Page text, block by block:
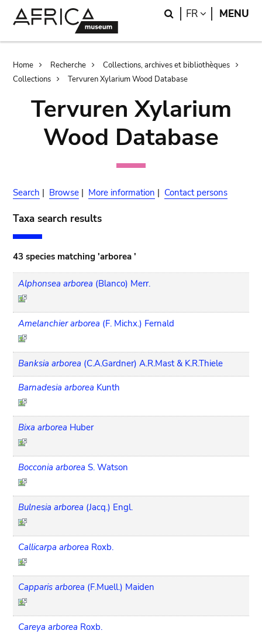
Search
FR LANGUAGE
MENU
Breadcrumb
Home Recherche
Collections, archives et bibliothèques
Collections
Tervuren Xylarium Wood Database
Tervuren Xylarium
Wood Database
Search | Browse | More information | Contact persons
Taxa search results
43 species matching 'arborea '
Alphonsea arborea (Blanco) Merr.
Amelanchier arborea (F. Michx.) Fernald
Banksia arborea (C.A.Gardner) A.R.Mast & K.R.Thiele
Barnadesia arborea Kunth
Bixa arborea Huber
Bocconia arborea S. Watson
Bulnesia arborea (Jacq.) Engl.
Callicarpa arborea Roxb.
Capparis arborea (F.Muell.) Maiden
Careya arborea Roxb.